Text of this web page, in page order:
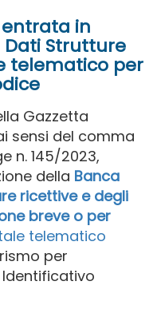
entrata in
Strutture
telematico per
Gazzetta
sensi del comma
n. 145/2023,
della Banca
ricettive e degli
breve o per
telematico
per
Identificativo